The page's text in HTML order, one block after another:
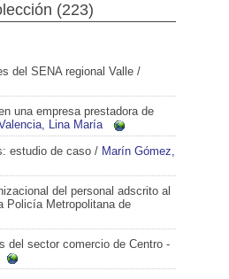
(223)
del SENA regional Valle /
una empresa prestadora de
Lina María
estudio de caso / Marín Gómez,
del personal adscrito al
Policía Metropolitana de
del sector comercio de Centro -